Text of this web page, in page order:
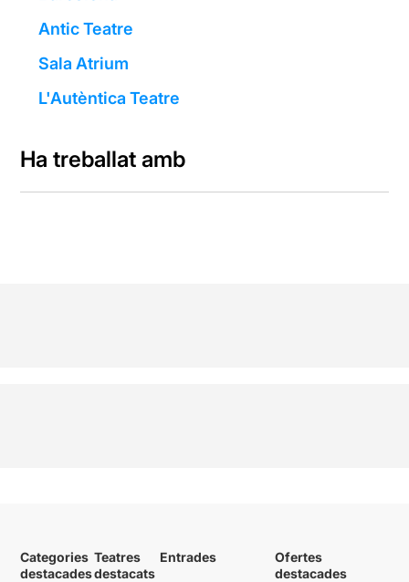
Antic Teatre
Sala Atrium
L'Autèntica Teatre
Ha treballat amb
Categories
destacades
Teatres
destacats
Entrades
Ofertes
destacades